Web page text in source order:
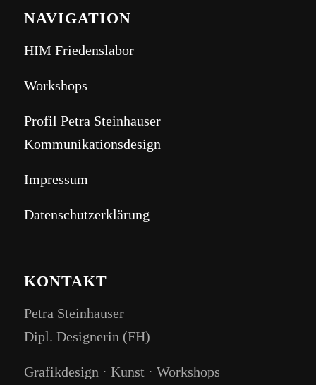
NAVIGATION
HIM Friedenslabor
Workshops
Profil Petra Steinhauser
Kommunikationsdesign
Impressum
Datenschutzerklärung
KONTAKT
Petra Steinhauser
Dipl. Designerin (FH)
Grafikdesign · Kunst · Workshops